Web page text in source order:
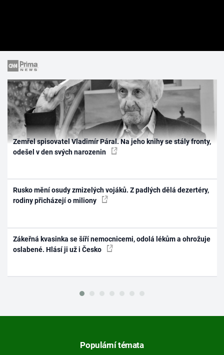
Zemřel spisovatel Vladimír Páral. Na jeho knihy se stály fronty,
odešel v den svých narozenin
Rusko mění osudy zmizelých vojáků. Z padlých dělá dezertéry,
rodiny přicházejí o miliony
Zákeřná kvasinka se šíří nemocnicemi, odolá lékům a ohrožuje
oslabené. Hlásí ji už i Česko
Populární témata